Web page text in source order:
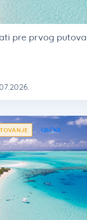
pre prvog
GRČKA